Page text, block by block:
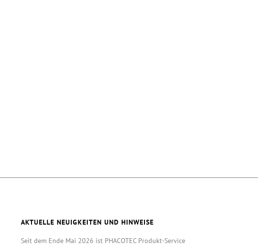
AKTUELLE NEUIGKEITEN UND HINWEISE
Seit dem Ende Mai 2026 ist PHACOTEC Produkt-Service